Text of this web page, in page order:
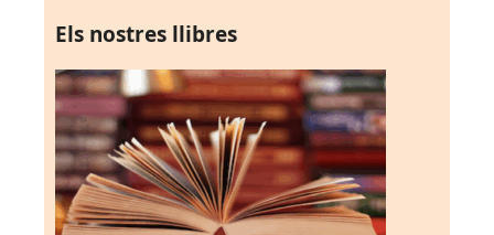
Els nostres llibres